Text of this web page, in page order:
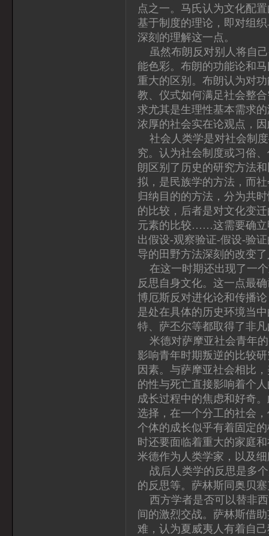
点之一。马氏认为文化配
基于制度的理论，即对组
深刻的理解这一点。
虽然布朗反对别人将自己
能色彩。布朗的功能论和
重大的区别。布朗认为对
教、仪式如何满足社会整
求尤其是生理性基本需求
浓厚的社会实在论观点，
社会人类学是对社会制
究。认为社会制度或习俗
朗区别了历史的研究方法
拟，是民族学的方法，而
归纳目的的方法，分为共
的比较，后者是对文化变
元素的比较……这需要确立
出假设-观察验证-假设-验
导的田野方法深刻的改变
在这一时期还出现了一个
反思自身文化。这一点最
博厄斯反对进化论和传播
是处在具体的历史环境当
特、萨丕尔等都取得了非
米德对萨摩亚社会青年的
影响青年时期叛逆的比较
因素。与萨摩亚社会相比
的性与死亡直接影响着个
成长过程中的焦虑和好奇
选择，在一个分工的社会
个体的成长似乎有着固定
时还要面临着重大的家庭
米德作为人类学家，以及
战后人类学的反思是多个
的反思等。萨林斯同奥贝
西方学者是否可以替非西
间的激烈交战。萨林斯借
难，认为夏威夷人有着自